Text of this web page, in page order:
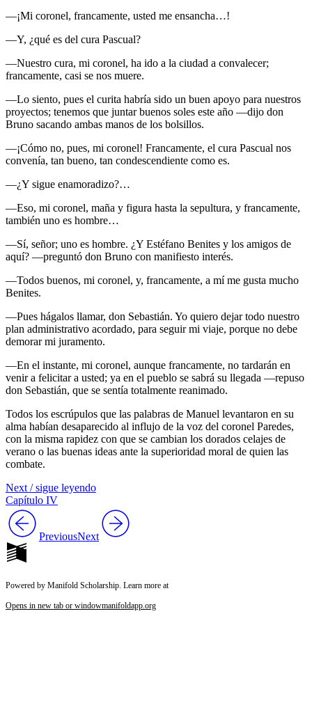
—¡Mi coronel, francamente, usted me ensancha…!
—Y, ¿qué es del cura Pascual?
—Nuestro cura, mi coronel, ha ido a la ciudad a convalecer;
francamente, casi se nos muere.
—Lo siento, pues el curita habría sido un buen apoyo para nuestros
proyectos; tenemos que juntar buenos soles este año —dijo don
Bruno sacando ambas manos de los bolsillos.
—¡Cómo no, pues, mi coronel! Francamente, el cura Pascual nos
convenía, tan bueno, tan condescendiente como es.
—¿Y sigue enamoradizo?…
—Eso, mi coronel, maña y figura hasta la sepultura, y francamente,
también uno es hombre…
—Sí, señor; uno es hombre. ¿Y Estéfano Benites y los amigos de
aquí? —preguntó don Bruno con manifiesto interés.
—Todos buenos, mi coronel, y, francamente, a mí me gusta mucho
Benites.
—Pues hágalos llamar, don Sebastián. Yo quiero dejar todo nuestro
plan administrativo acordado, para seguir mi viaje, porque no debe
demorar mi juramento.
—En el instante, mi coronel, aunque francamente, no tardarán en
venir a felicitar a usted; ya en el pueblo se sabrá su llegada —repuso
don Sebastián, que se sentía totalmente reanimado.
Todos los escrúpulos que las palabras de Manuel levantaron en su
alma habían desaparecido al influjo de la voz del coronel Paredes,
con la misma rapidez con que se cambian los dorados celajes de
verano o las buenas ideas ante la superioridad moral de quien las
combate.
Next / sigue leyendo
Capítulo IV
PreviousNext
Powered by Manifold Scholarship. Learn more at
Opens in new tab or windowmanifoldapp.org